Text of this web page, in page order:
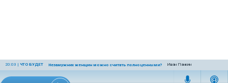
20:03 | ЧТО БУДЕТ Незамужних женщин можно считать полноценными? Иван Панкин